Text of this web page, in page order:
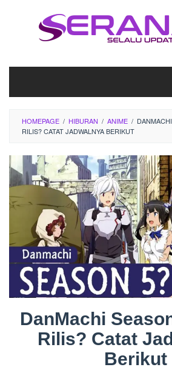
HOMEPAGE / HIBURAN / ANIME /
RILIS? CATAT JADWALNYA BERIKUT
DanMachi
Rilis? Catat
Berikut